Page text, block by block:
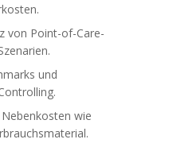
von Point-of-Care-
und
wie